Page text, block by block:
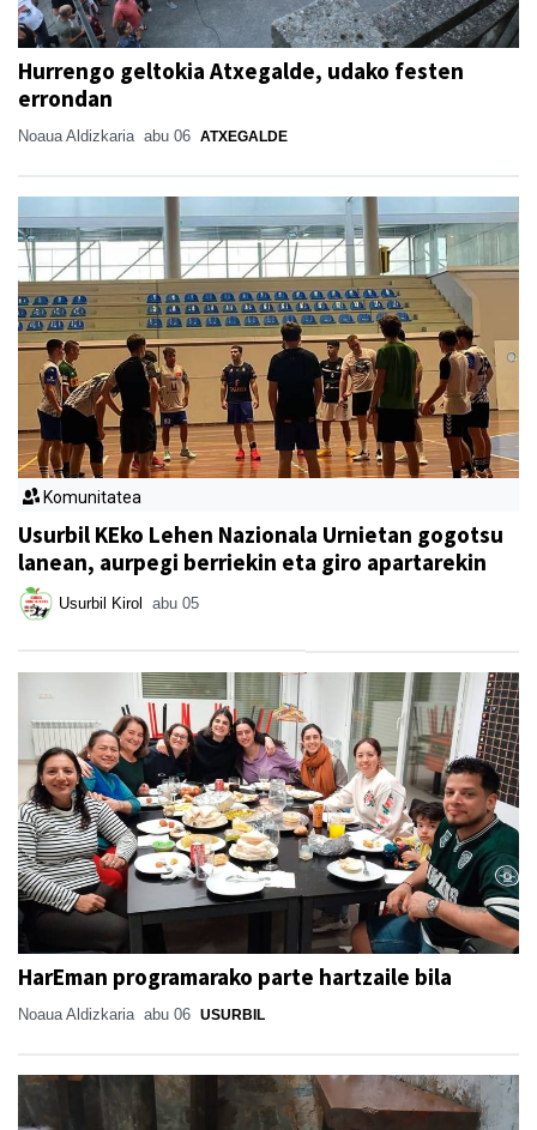
Hurrengo geltokia Atxegalde, udako festen
errondan
Noaua Aldizkaria abu 06 ATXEGALDE
Komunitatea
Usurbil KEko Lehen Nazionala Urnietan gogotsu
lanean, aurpegi berriekin eta giro apartarekin
Usurbil Kirol abu 05
HarEman programarako parte hartzaile bila
Noaua Aldizkaria abu 06 USURBIL